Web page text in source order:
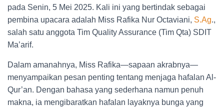
pada Senin, 5 Mei 2025. Kali ini yang bertindak sebagai
pembina upacara adalah Miss Rafika Nur Octaviani, S.Ag.,
salah satu anggota Tim Quality Assurance (Tim Qta) SDIT
Ma’arif.
Dalam amanahnya, Miss Rafika—sapaan akrabnya—
menyampaikan pesan penting tentang menjaga hafalan Al-
Qur’an. Dengan bahasa yang sederhana namun penuh
makna, ia mengibaratkan hafalan layaknya bunga yang